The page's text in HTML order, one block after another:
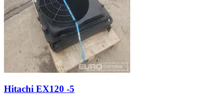
Hitachi EX120 -5